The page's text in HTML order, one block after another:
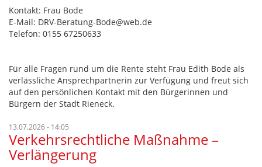
Kontakt: Frau Bode
E-Mail: DRV-Beratung-Bode@web.de
Telefon: 0155 67250633
Für alle Fragen rund um die Rente steht Frau Edith Bode als
verlässliche Ansprechpartnerin zur Verfügung und freut sich
auf den persönlichen Kontakt mit den Bürgerinnen und
Bürgern der Stadt Rieneck.
13.07.2026 - 14:05
Verkehrsrechtliche Maßnahme –
Verlängerung